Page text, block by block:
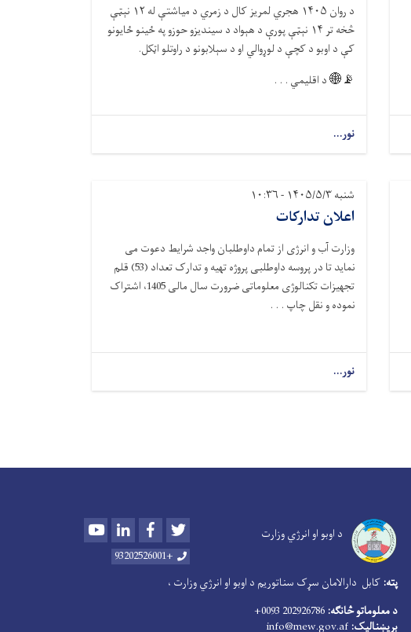
د روان ۱۴۰۵ هجري لمریز کال د زمري د میاشتې له ۱۲ نېټې
څخه تر ۱۴ نېټې پورې د هېواد د سیندیزو حوزو په ځينو ځایونو
کې د اوبو د کچې د لوړوالي او د سېلابونو د راوتلو اټکل.
📡🌐د اقلیمي . . .
نور...
شنبه ۱۴۰۵/۵/۳ - ۱۰:۳۶
اعلان تدارکات
وزارت آب و انرژی از تمام داوطلبان واجد شرایط دعوت می
نماید تا در پروسه داوطلبی پروژه تهیه و تدارک تعداد (53) قلم
تجهیزات تکنالوژی معلوماتی ضرورت سال مالی 1405، اشتراک
نموده و نقل چاپ . . .
نور...
د اوبو او انرژي وزارت YoutubeLinkedInFacebook
+93202526001
پته: کابل دارالامان سړک سناتوریم د اوبو او انرژي وزارت ،
د معلوماتو څانګه: 202926786 0093+
بریښنالیک: info@mew.gov.af